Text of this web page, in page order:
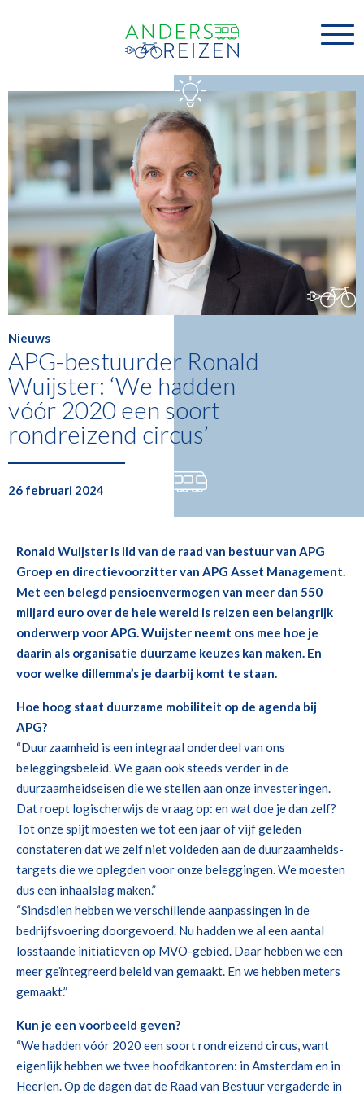
Nieuws
APG-bestuurder Ronald
Wuijster: ‘We hadden
vóór 2020 een soort
rondreizend circus’
26 februari 2024
Ronald Wuijster is lid van de raad van bestuur van APG
Groep en directievoorzitter van APG Asset Management.
Met een belegd pensioenvermogen van meer dan 550
miljard euro over de hele wereld is reizen een belangrijk
onderwerp voor APG. Wuijster neemt ons mee hoe je
daarin als organisatie duurzame keuzes kan maken. En
voor welke dillemma’s je daarbij komt te staan.
Hoe hoog staat duurzame mobiliteit op de agenda bij
APG?
“Duurzaamheid is een integraal onderdeel van ons
beleggingsbeleid. We gaan ook steeds verder in de
duurzaamheidseisen die we stellen aan onze investeringen.
Dat roept logischerwijs de vraag op: en wat doe je dan zelf?
Tot onze spijt moesten we tot een jaar of vijf geleden
constateren dat we zelf niet voldeden aan de duurzaamheids-
targets die we oplegden voor onze beleggingen. We moesten
dus een inhaalslag maken.”
“Sindsdien hebben we verschillende aanpassingen in de
bedrijfsvoering doorgevoerd. Nu hadden we al een aantal
losstaande initiatieven op MVO-gebied. Daar hebben we een
meer geïntegreerd beleid van gemaakt. En we hebben meters
gemaakt.”
Kun je een voorbeeld geven?
“We hadden vóór 2020 een soort rondreizend circus, want
eigenlijk hebben we twee hoofdkantoren: in Amsterdam en in
Heerlen. Op de dagen dat de Raad van Bestuur vergaderde in